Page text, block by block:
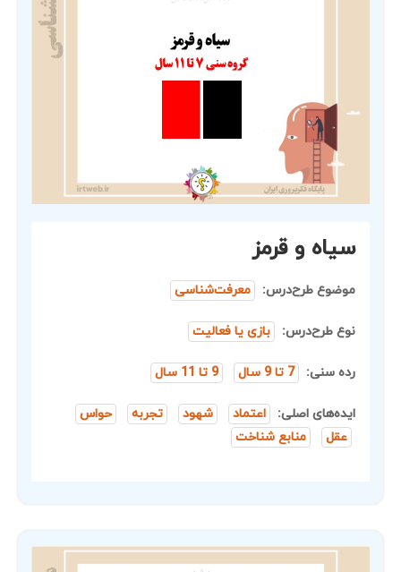
سیاه و قرمز
موضوع طرح‌درس: معرفت‌شناسی
نوع طرح‌درس: بازی یا فعالیت
رده سنی: 7 تا 9 سال 9 تا 11 سال
ایده‌های اصلی: اعتماد شهود تجربه
حواس
عقل
منابع شناخت